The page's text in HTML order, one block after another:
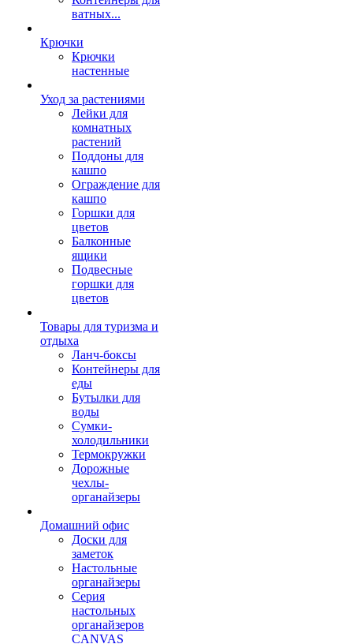
ватных...
Крючки
Крючки
настенные
Уход за растениями
Лейки для
комнатных
растений
Поддоны для
кашпо
Ограждение для
кашпо
Горшки для
цветов
Балконные
ящики
Подвесные
горшки для
цветов
Товары для туризма и
отдыха
Ланч-боксы
Контейнеры для
еды
Бутылки для
воды
Сумки-
холодильники
Термокружки
Дорожные
чехлы-
органайзеры
Домашний офис
Доски для
заметок
Настольные
органайзеры
Серия
настольных
органайзеров
CANVAS